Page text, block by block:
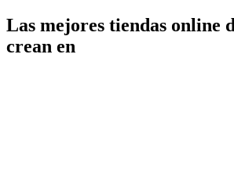
Las mejores tiendas online
crean en